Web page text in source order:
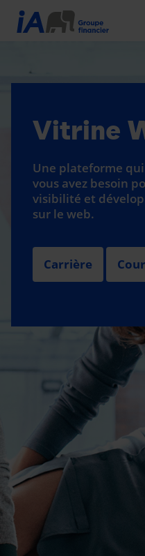
Vitrine
Une plateforme
vous avez besoin
visibilité et
sur le web.
Carrière